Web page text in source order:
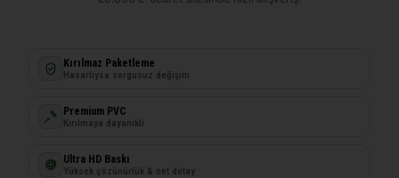
Kırılmaz Paketleme
Hasarlıysa sorgusuz değişim
Premium PVC
Kırılmaya dayanıklı
Ultra HD Baskı
Yüksek çözünürlük & net detay